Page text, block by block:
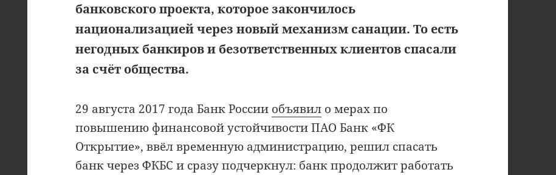
банковского проекта, которое закончилось
национализацией через новый механизм санации. То есть
негодных банкиров и безответственных клиентов спасали
за счёт общества.
29 августа 2017 года Банк России объявил о мерах по
повышению финансовой устойчивости ПАО Банк «ФК
Открытие», ввёл временную администрацию, решил спасать
банк через ФКБС и сразу подчеркнул: банк продолжит работать